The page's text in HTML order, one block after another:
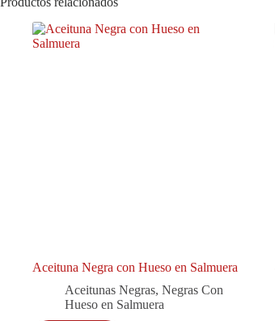
Aceituna Negra con Hueso en Salmuera
Aceitunas Negras, Negras Con
Hueso en Salmuera